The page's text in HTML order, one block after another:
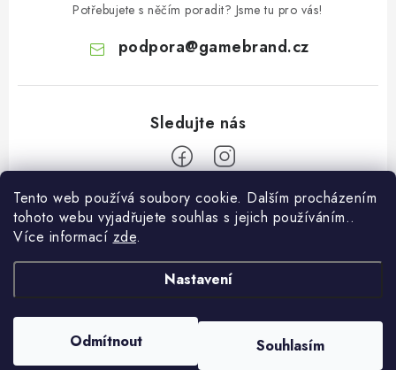
Tento web používá soubory cookie. Dalším procházením
tohoto webu vyjadřujete souhlas s jejich používáním..
Více informací zde.
Nastavení
Odmítnout Souhlasím
Potřebujete s něčím poradit? Jsme tu pro vás!
podpora@gamebrand.cz
Pomoc a informace
Doprava a platba
O Gamebrandu
Blog
Vytvořil Shoptet
Copyright 2026Gamebrand.cz . Všechna práva vyhrazena.